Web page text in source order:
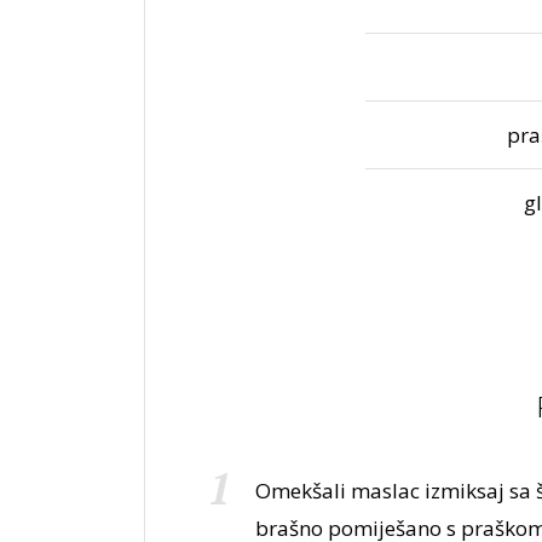
Omekšali maslac izmiksaj
brašno pomiješano s